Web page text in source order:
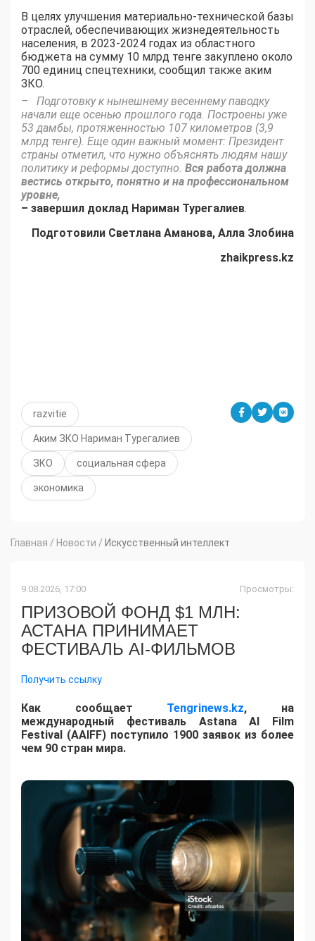
В целях улучшения материально-технической базы
отраслей, обеспечивающих жизнедеятельность
населения, в 2023-2024 годах из областного
бюджета на сумму 10 млрд тенге закуплено около
700 единиц спецтехники, сообщил также аким
ЗКО.
– Подготовку к нынешнему весеннему паводку
начали еще осенью прошлого года. Построены уже
53 дамбы, протяженностью 107 километров (3,9
млрд тенге). Еще один важный момент: Президент
страны отметил, что нужно объяснять людям нашу
политику и реформы доступно. Вся работа должна
вестись открыто, понятно и на профессиональном
уровне,
– завершил доклад Нариман Турегалиев.
Подготовили Светлана Аманова, Алла Злобина
zhaikpress.kz
razvitie
Аким ЗКО Нариман Турегалиев
ЗКО социальная сфера
экономика
Главная / Новости / Искусственный интеллект
9.08.2026, 17:00 Просмотры:
ПРИЗОВОЙ ФОНД $1 МЛН:
АСТАНА ПРИНИМАЕТ
ФЕСТИВАЛЬ AI-ФИЛЬМОВ
Получить ссылку
Как сообщает Tengrinews.kz, на
международный фестиваль Astana AI Film
Festival (AAIFF) поступило 1900 заявок из более
чем 90 стран мира.